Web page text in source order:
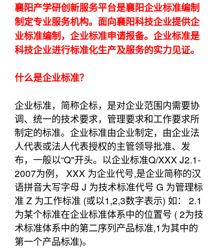
襄阳产学研创新服务平台是襄阳企业标准编制
制定专业服务机构。面向襄阳科技企业提供企
业标准编制，企业标准申请报备。企业标准是
科技企业进行标准化生产及服务的实力见证。
什么是企业标准？
企业标准，简称企标，是对企业范围内需要协
调、统一的技术要求，管理要求和工作要求所
制定的标准。企业标准由企业制定，由企业法
人代表或法人代表授权的主管领导批准、发
布，一般以“Q"开头。以企业标准Q/XXX J2.1-
2007为例， XXX 为企业代号,是企业简称的汉
语拼音大写字母 J 为技术标准代号 G 为管理标
准 Z 为工作标准 (或以1,2,3数字表示) 如： 2.1
为某个标准在企业标准体系中的位置号 ( 2为技
术标准体系中的第二序列产品标准,1为其中的
第一个产品标准)。